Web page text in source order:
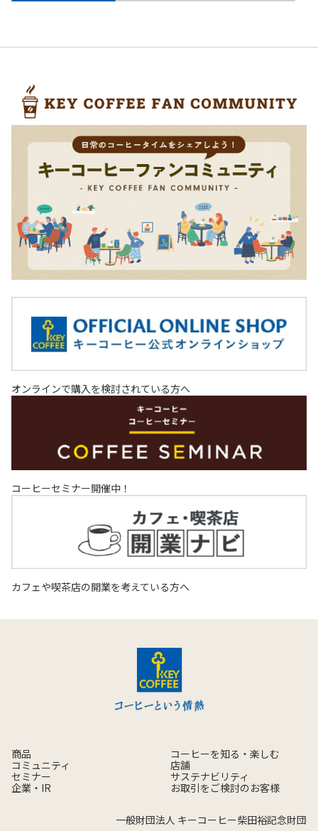
オンラインで購入を検討されている方へ
コーヒーセミナー開催中！
カフェや喫茶店の開業を考えている方へ
商品
コーヒーを知る・楽しむ
コミュニティ
店舗
セミナー
サステナビリティ
企業・IR
お取引をご検討のお客様
一般財団法人 キーコーヒー柴田裕記念財団